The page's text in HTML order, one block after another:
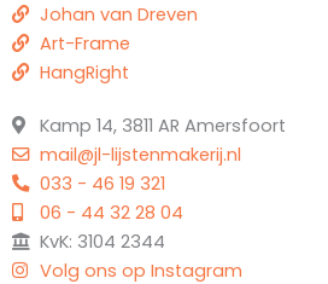
Johan van Dreven
Art-Frame
HangRight
Kamp 14, 3811 AR Amersfoort
mail@jl-lijstenmakerij.nl
033 - 46 19 321
06 - 44 32 28 04
KvK: 3104 2344
Volg ons op Instagram